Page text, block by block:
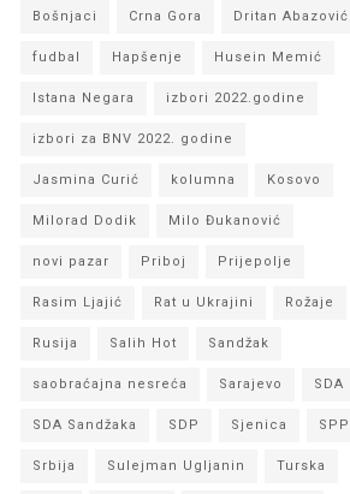
Bošnjaci Crna Gora Dritan Abazović
fudbal Hapšenje Husein Memić
Istana Negara izbori 2022.godine
izbori za BNV 2022. godine
Jasmina Curić kolumna Kosovo
Milorad Dodik Milo Đukanović
novi pazar Priboj Prijepolje
Rasim Ljajić Rat u Ukrajini Rožaje
Rusija Salih Hot Sandžak
saobraćajna nesreća Sarajevo SDA
SDA Sandžaka SDP Sjenica SPP
Srbija Sulejman Ugljanin Turska